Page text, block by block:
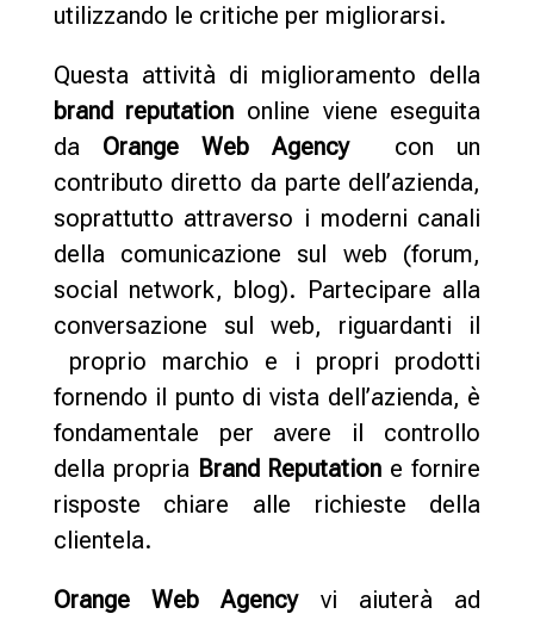
utilizzando le critiche per migliorarsi.
Questa attività di miglioramento della
brand reputation online viene eseguita
da Orange Web Agencycon un
contributo diretto da parte dell’azienda,
soprattutto attraverso i moderni canali
della comunicazione sul web (forum,
social network, blog). Partecipare alla
conversazione sul web, riguardanti il
proprio marchio e i propri prodotti
fornendo il punto di vista dell’azienda, è
fondamentale per avere il controllo
della propria Brand Reputation e fornire
risposte chiare alle richieste della
clientela.
Orange Web Agencyvi aiuterà ad